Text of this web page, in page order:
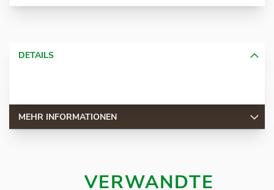
DETAILS
MEHR INFORMATIONEN
VERWANDTE